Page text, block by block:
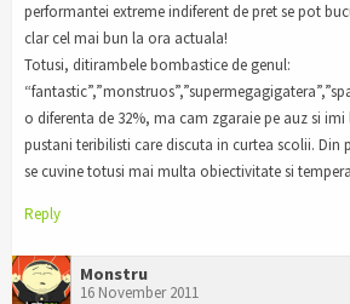
performantei extreme indiferent de pret se pot
clar cel mai bun la ora actuala!
Totusi, ditirambele bombastice de genul:
o diferenta de 32%, ma cam zgaraie pe auz si
pustani teribilisti care discuta in curtea scolii. Din
se cuvine totusi mai multa obiectivitate si
Reply
Monstru
16 November 2011